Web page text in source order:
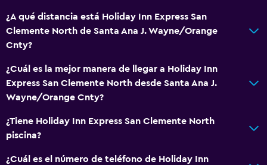
Golf
Canotaje
Ciclismo
Submarinismo
Buceo
¿A qué distancia está Holiday Inn Express San
Clemente North de Santa Ana J. Wayne/Orange
Cnty?
¿Cuál es la mejor manera de llegar a Holiday Inn
Express San Clemente North desde Santa Ana J.
Wayne/Orange Cnty?
¿Tiene Holiday Inn Express San Clemente North
piscina?
¿Cuál es el número de teléfono de Holiday Inn